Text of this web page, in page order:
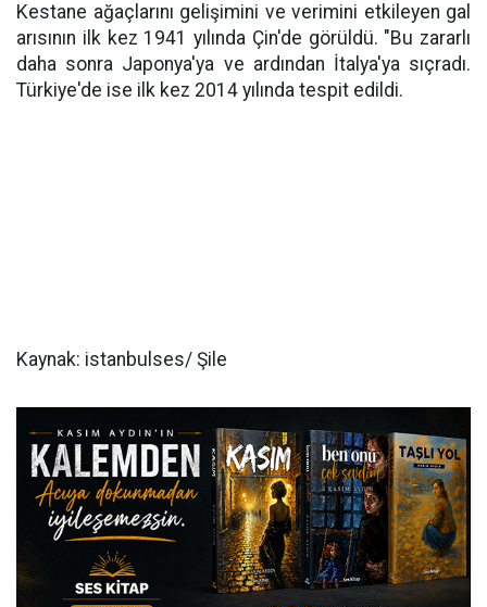
Kestane ağaçlarını gelişimini ve verimini etkileyen gal
arısının ilk kez 1941 yılında Çin'de görüldü. "Bu zararlı
daha sonra Japonya'ya ve ardından İtalya'ya sıçradı.
Türkiye'de ise ilk kez 2014 yılında tespit edildi.
Kaynak: istanbulses/ Şile